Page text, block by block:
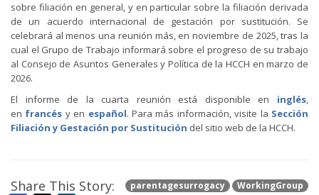
sobre filiación en general, y en particular sobre la filiación derivada
de un acuerdo internacional de gestación por sustitución. Se
celebrará al menos una reunión más, en noviembre de 2025, tras la
cual el Grupo de Trabajo informará sobre el progreso de su trabajo
al Consejo de Asuntos Generales y Política de la HCCH en marzo de
2026.
El informe de la cuarta reunión está disponible en inglés,
en francés y en español. Para más información, visite la Sección
Filiación y Gestación por Sustitución del sitio web de la HCCH.
parentagesurrogacy WorkingGroup
Share This Story: